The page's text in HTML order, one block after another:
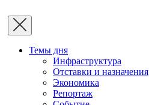
Темы дня
Инфраструктура
Отставки и назначения
Экономика
Репортаж